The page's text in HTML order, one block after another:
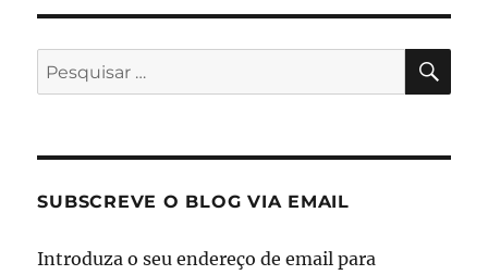
Pesquisar
por:
SUBSCREVE O BLOG VIA EMAIL
Introduza o seu endereço de email para